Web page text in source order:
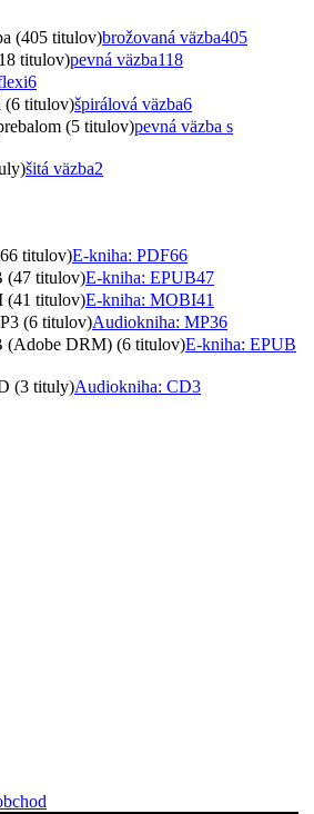
(405 titulov)brožovaná väzba405
titulov)pevná väzba118
6
(6 titulov)špirálová väzba6
(5 titulov)pevná väzba s
šitá väzba2
titulov)E-kniha: PDF66
(47 titulov)E-kniha: EPUB47
(41 titulov)E-kniha: MOBI41
(6 titulov)Audiokniha: MP36
(Adobe DRM) (6 titulov)E-kniha: EPUB
(3 tituly)Audiokniha: CD3